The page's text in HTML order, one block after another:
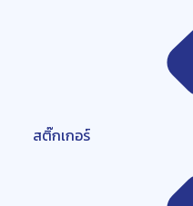
สติ๊กเกอร์